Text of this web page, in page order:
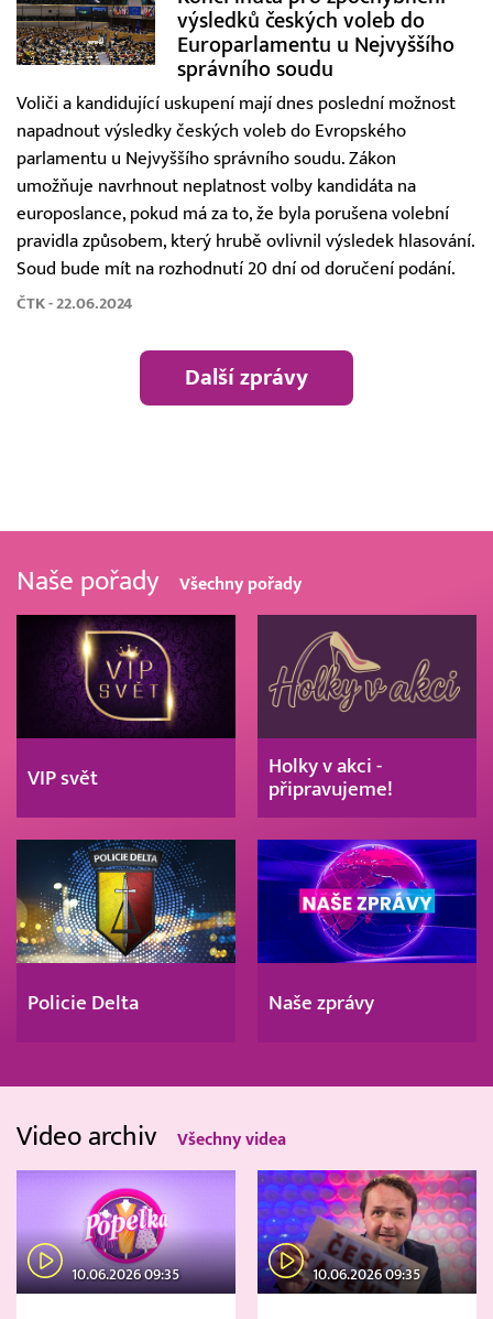
výsledků českých voleb do
Europarlamentu u Nejvyššího
správního soudu
Voliči a kandidující uskupení mají dnes poslední možnost
napadnout výsledky českých voleb do Evropského
parlamentu u Nejvyššího správního soudu. Zákon
umožňuje navrhnout neplatnost volby kandidáta na
europoslance, pokud má za to, že byla porušena volební
pravidla způsobem, který hrubě ovlivnil výsledek hlasování.
Soud bude mít na rozhodnutí 20 dní od doručení podání.
ČTK - 22.06.2024
Další zprávy
Naše pořady Všechny pořady
VIP svět
Holky v akci -
připravujeme!
Policie Delta Naše zprávy
Video archiv Všechny videa
10.06.2026 09:35 10.06.2026 09:35